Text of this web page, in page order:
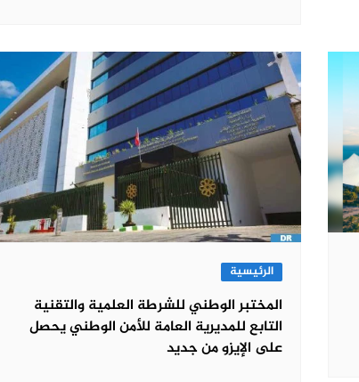
الرئيسية
المختبر الوطني للشرطة العلمية والتقنية
التابع للمديرية العامة للأمن الوطني يحصل
على الإيزو من جديد